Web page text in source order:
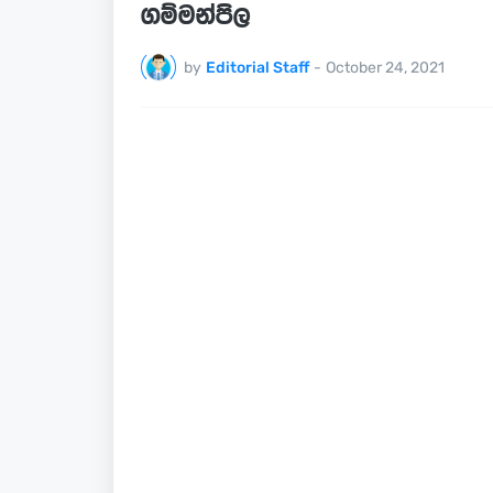
ගම්මන්පිල
by Editorial Staff - October 24, 2021